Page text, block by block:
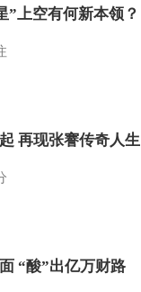
《第1动画乐园（周末
版）》 20130526 16:10
2013-05-23 19:42:03
”上空有何新本领？
再现张謇传奇人生
“酸”出亿万财路